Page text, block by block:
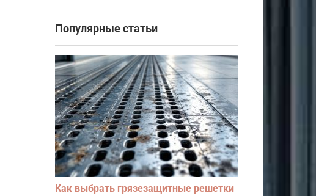
Популярные статьи
Как выбрать грязезащитные решетки